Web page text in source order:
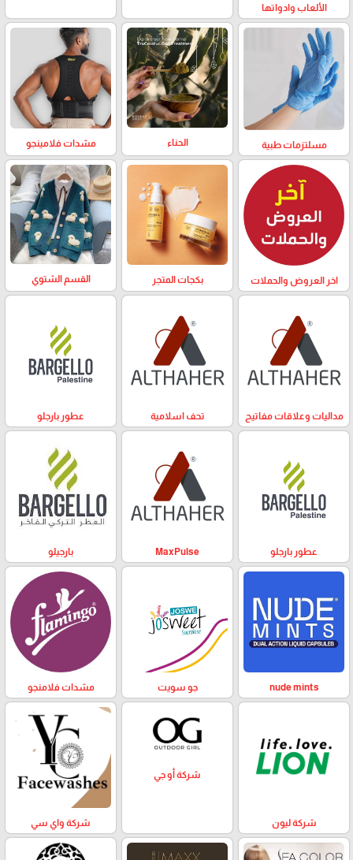
الألعاب وادواتها
مسلتزمات طبية الحناء مشدات فلامينجو
اخر العروض والحملات بكجات المتجر القسم الشتوي
مداليات وعلاقات مفاتيح تحف اسلامية عطور بارجلو
عطور بارجلو MaxPulse بارجيلو
nude mints جو سويت مشدات فلامنجو
شركة ليون
شركة أو جي
شركة واي سي